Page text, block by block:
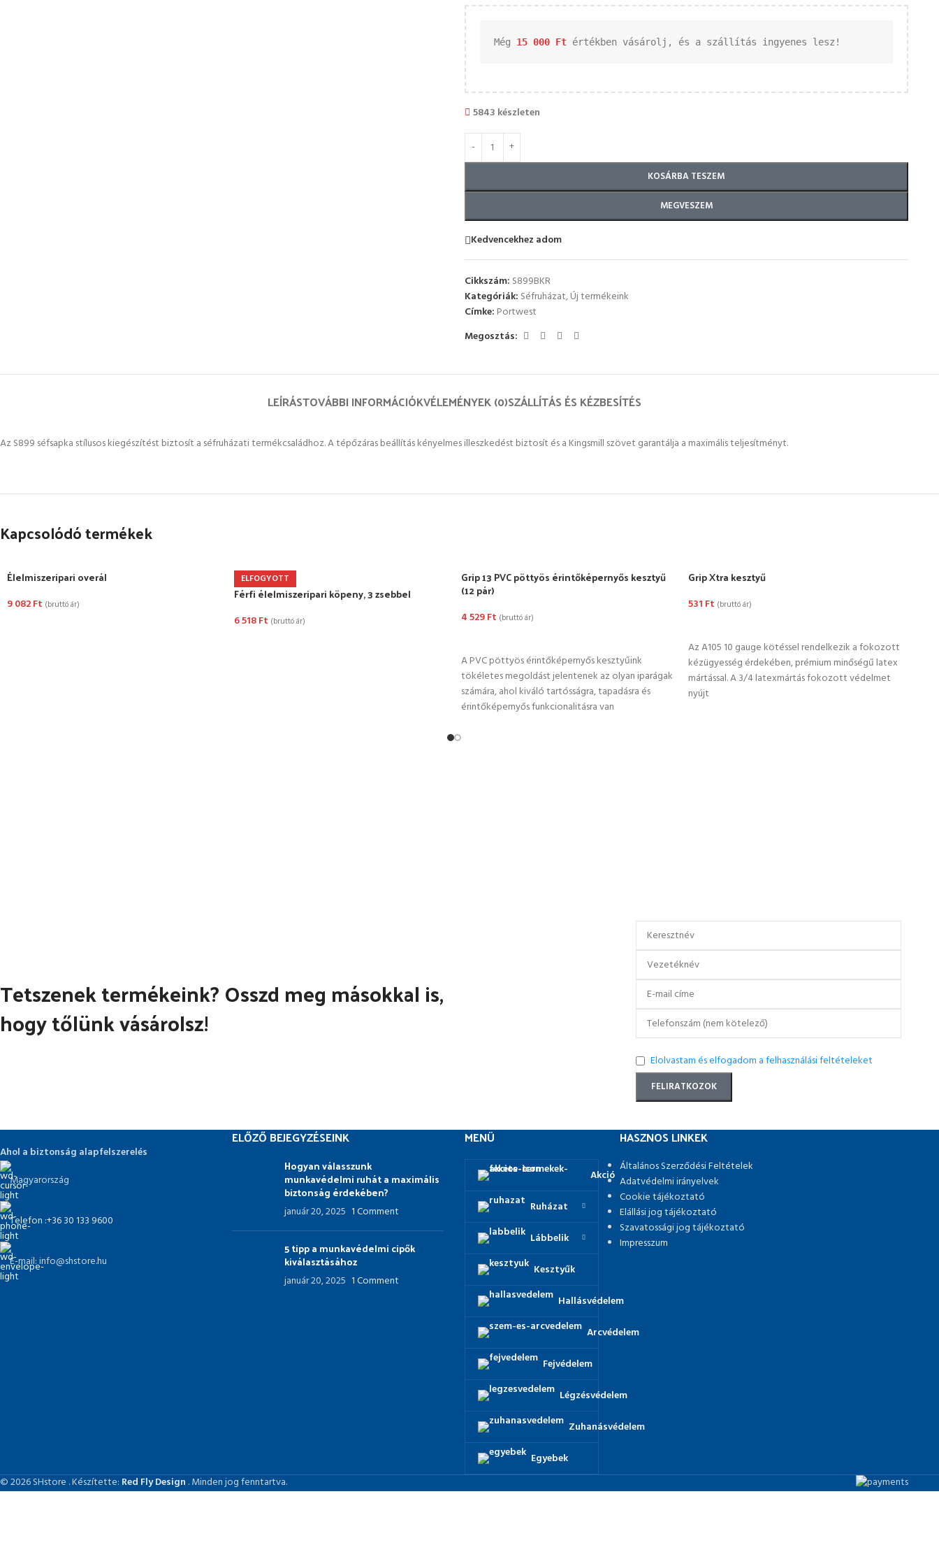
Még 15 000 Ft értékben vásárolj, és a szállítás ingyenes lesz!
5843 készleten
KOSÁRBA TESZEM
MEGVESZEM
Kedvencekhez adom
Cikkszám: S899BKR
Kategóriák: Séfruházat,Új termékeink
Címke: Portwest
Megosztás:
LEÍRÁSTOVÁBBI INFORMÁCIÓKVÉLEMÉNYEK (0)SZÁLLÍTÁS ÉS KÉZBESÍTÉS
Az S899 séfsapka stílusos kiegészítést biztosít a séfruházati termékcsaládhoz. A tépőzáras beállítás kényelmes illeszkedést biztosít és a Kingsmill szövet garantálja a maximális teljesítményt.
Kapcsolódó termékek
Élelmiszeripari overál
9 082Ft (bruttó ár)
ELFOGYOTT
Férfi élelmiszeripari köpeny, 3 zsebbel
6 518Ft (bruttó ár)
Grip 13 PVC pöttyös érintőképernyős kesztyű
(12 pár)
4 529Ft (bruttó ár)
A PVC pöttyös érintőképernyős kesztyűink
tökéletes megoldást jelentenek az olyan iparágak
számára, ahol kiváló tartósságra, tapadásra és
érintőképernyős funkcionalitásra van
Grip Xtra kesztyű
531 Ft (bruttó ár)
Az A105 10 gauge kötéssel rendelkezik a fokozott
kézügyesség érdekében, prémium minőségű latex
mártással. A 3/4 latexmártás fokozott védelmet
nyújt
Tetszenek termékeink? Osszd meg másokkal is,
hogy tőlünk vásárolsz!
Elolvastam és elfogadom a felhasználási feltételeket
Ahol a biztonság alapfelszerelés
Magyarország
Telefon :+36 30 133 9600
E-mail: info@shstore.hu
ELŐZŐ BEJEGYZÉSEINK
Hogyan válasszunk
munkavédelmi ruhát a maximális
biztonság érdekében?
január 20, 2025 1 Comment
5 tipp a munkavédelmi cipők
kiválasztásához
január 20, 2025 1 Comment
MENÜ
Akció
Ruházat
Lábbelik
Kesztyűk
Hallásvédelem
Arcvédelem
Fejvédelem
Légzésvédelem
Zuhanásvédelem
Egyebek
HASZNOS LINKEK
Általános Szerződési Feltételek
Adatvédelmi irányelvek
Cookie tájékoztató
Elállási jog tájékoztató
Szavatossági jog tájékoztató
Impresszum
© 2026 SHstore . Készítette: Red Fly Design . Minden jog fenntartva.